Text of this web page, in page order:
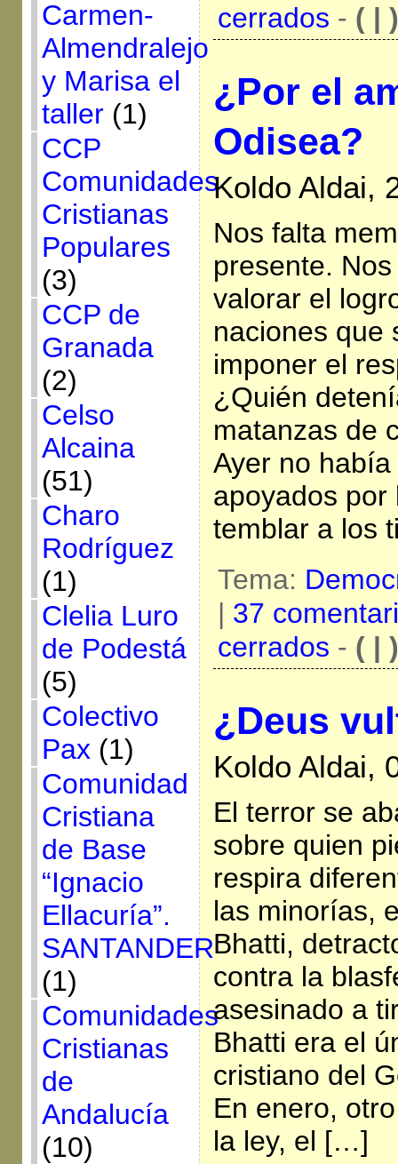
Carmen-
Almendralejo
y Marisa el
taller(1)
CCP
Comunidades
Cristianas
Populares
(3)
CCP de
Granada
(2)
Celso
Alcaina
(51)
Charo
Rodríguez
(1)
Clelia Luro
de Podestá
(5)
Colectivo
Pax (1)
Comunidad
Cristiana
de Base
“Ignacio
Ellacuría”.
SANTANDER
(1)
Comunidades
Cristianas
de
Andalucía
(10)
cerrados - ( | )
¿Por el
Odisea?
Koldo Aldai,
Nos falta
presente.
valorar el
naciones que
imponer el
¿Quién
matanzas de
Ayer no
apoyados por
temblar a los
Tema:
| 37
cerrados - ( | )
¿Deus
Koldo Aldai,
El terror se
sobre quien
respira
las minorías,
Bhatti,
contra la
asesinado a
Bhatti era el
cristiano del
En enero,
la ley, el […]